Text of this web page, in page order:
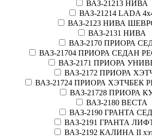
ВАЗ-21213 НИВА
ВАЗ-21214 LADA
ВАЗ-2123 НИВА
ВАЗ-2131 НИВА
ВАЗ-2170 ПРИОРА
ВАЗ-21704 ПРИОРА СЕДАН
ВАЗ-2171 ПРИОРА
ВАЗ-2172 ПРИОРА
ВАЗ-21724 ПРИОРА ХЭТЧБЕК
ВАЗ-21728 ПРИОРА
ВАЗ-2180 ВЕСТА
ВАЗ-2190 ГРАНТА
ВАЗ-2191 ГРАНТА
ВАЗ-2192 КАЛИНА II